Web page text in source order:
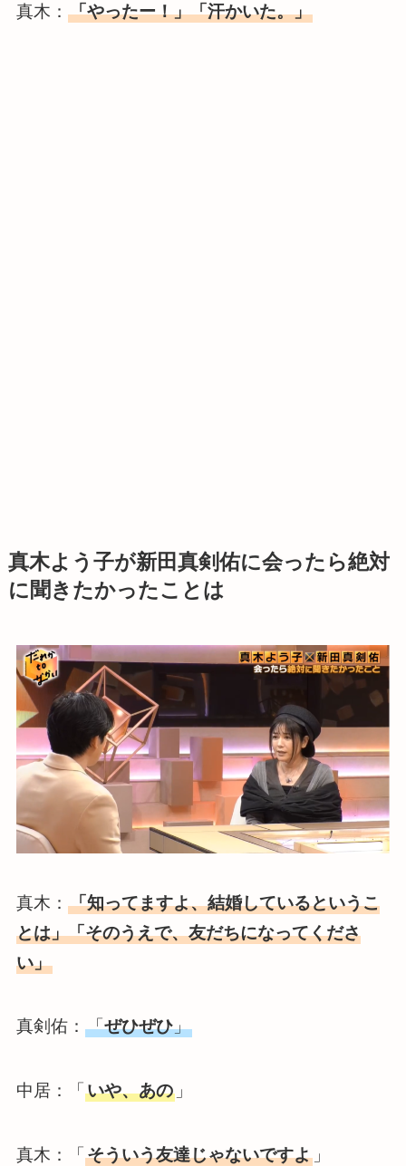
真木： 「やったー！」「汗かいた。」
真木よう子が新田真剣佑に会ったら絶対
に聞きたかったことは
真木： 「知ってますよ、結婚しているというこ
とは」「そのうえで、友だちになってくださ
い」
真剣佑： 「ぜひぜひ」
中居：「 いや、あの」
真木：「そういう友達じゃないですよ」